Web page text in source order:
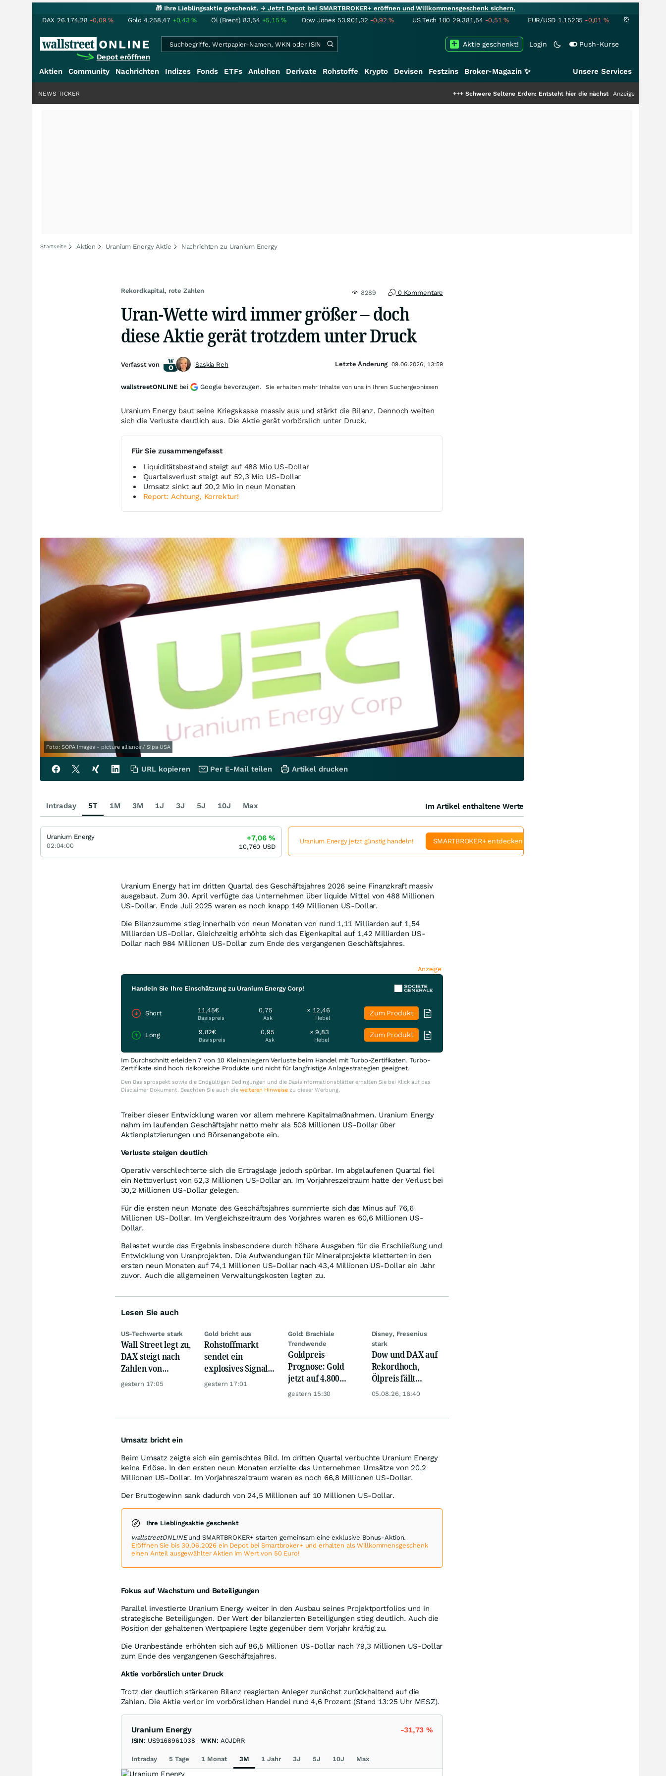
🎁 Ihre Lieblingsaktie geschenkt.→ Jetzt Depot bei SMARTBROKER+ eröffnen und Willkommensgeschenk sichern.
DAX 26.174,28 -0,09% Gold 4.258,47 +0,43% Öl (Brent) 83,54 +5,15% Dow Jones 53.901,32 -0,92% US Tech 100 29.381,54 -0,51% EUR/USD 1,15235 -0,01 %
Depot eröffnen
Login Push-Kurse
Aktie geschenkt!
Aktien Community Nachrichten Indizes Fonds ETFs Anleihen Derivate Rohstoffe Krypto Devisen Festzins Broker-Magazin ✨ Unsere Services
Schwere Seltene Erden: Entsteht hier die nächste Milliardenstory?+++
Anzeige
NEWS TICKER
Startseite Aktien Uranium Energy Aktie Nachrichten zu Uranium Energy
Rekordkapital, rote Zahlen 8289 0 Kommentare
Uran-Wette wird immer größer – doch
diese Aktie gerät trotzdem unter Druck
Uranium Energy baut seine Kriegskasse massiv aus und stärkt die Bilanz. Dennoch weiten
sich die Verluste deutlich aus. Die Aktie gerät vorbörslich unter Druck.
Für Sie zusammengefasst
Liquiditätsbestand steigt auf 488 Mio US-Dollar
Quartalsverlust steigt auf 52,3 Mio US-Dollar
Umsatz sinkt auf 20,2 Mio in neun Monaten
Report: Achtung, Korrektur!
Foto: SOPA Images - picture alliance / Sipa USA
Uranium Energy hat im dritten Quartal des Geschäftsjahres 2026 seine Finanzkraft massiv
ausgebaut. Zum 30. April verfügte das Unternehmen über liquide Mittel von 488 Millionen
US-Dollar. Ende Juli 2025 waren es noch knapp 149 Millionen US-Dollar.
Die Bilanzsumme stieg innerhalb von neun Monaten von rund 1,11 Milliarden auf 1,54
Milliarden US-Dollar. Gleichzeitig erhöhte sich das Eigenkapital auf 1,42 Milliarden US-
Dollar nach 984 Millionen US-Dollar zum Ende des vergangenen Geschäftsjahres.
Anzeige
Handeln Sie Ihre Einschätzung zu Uranium Energy Corp!
Short 11,45€
Basispreis
0,75
Ask
× 12,46
Hebel
Zum Produkt
Long 9,82€
Basispreis
0,95
Ask
× 9,83
Hebel
Zum Produkt
Im Durchschnitt erleiden 7 von 10 Kleinanlegern Verluste beim Handel mit Turbo-Zertifikaten. Turbo-
Zertifikate sind hoch risikoreiche Produkte und nicht für langfristige Anlagestrategien geeignet.
Den Basisprospekt sowie die Endgültigen Bedingungen und die Basisinformationsblätter erhalten Sie bei Klick auf das
Disclaimer Dokument. Beachten Sie auch die weiteren Hinweisezu dieser Werbung.
Treiber dieser Entwicklung waren vor allem mehrere Kapitalmaßnahmen. Uranium Energy
nahm im laufenden Geschäftsjahr netto mehr als 508 Millionen US-Dollar über
Aktienplatzierungen und Börsenangebote ein.
Verluste steigen deutlich
Operativ verschlechterte sich die Ertragslage jedoch spürbar. Im abgelaufenen Quartal fiel
ein Nettoverlust von 52,3 Millionen US-Dollar an. Im Vorjahreszeitraum hatte der Verlust bei
30,2 Millionen US-Dollar gelegen.
Für die ersten neun Monate des Geschäftsjahres summierte sich das Minus auf 76,6
Millionen US-Dollar. Im Vergleichszeitraum des Vorjahres waren es 60,6 Millionen US-
Dollar.
Belastet wurde das Ergebnis insbesondere durch höhere Ausgaben für die Erschließung und
Entwicklung von Uranprojekten. Die Aufwendungen für Mineralprojekte kletterten in den
ersten neun Monaten auf 74,1 Millionen US-Dollar nach 43,4 Millionen US-Dollar ein Jahr
zuvor. Auch die allgemeinen Verwaltungskosten legten zu.
Lesen Sie auch
US-Techwerte stark
Wall Street legt zu,
DAX steigt nach
Zahlen von
Telekom, Henkel
gestern 17:05
Gold bricht aus
Rohstoffmarkt
sendet ein
explosives Signal:
China kauft Gold
gestern 17:01
Gold: Brachiale
Trendwende
Goldpreis-
Prognose: Gold
jetzt auf 4.800
USD? Anleger
gestern 15:30
Disney, Fresenius
stark
Dow und DAX auf
Rekordhoch,
Ölpreis fällt
weiter, Gold legt
05.08.26, 16:40
Umsatz bricht ein
Beim Umsatz zeigte sich ein gemischtes Bild. Im dritten Quartal verbuchte Uranium Energy
keine Erlöse. In den ersten neun Monaten erzielte das Unternehmen Umsätze von 20,2
Millionen US-Dollar. Im Vorjahreszeitraum waren es noch 66,8 Millionen US-Dollar.
Der Bruttogewinn sank dadurch von 24,5 Millionen auf 10 Millionen US-Dollar.
Ihre Lieblingsaktie geschenkt
wallstreetONLINEund SMARTBROKER+ starten gemeinsam eine exklusive Bonus-Aktion.
Eröffnen Sie bis 30.06.2026 ein Depot bei Smartbroker+ und erhalten als Willkommensgeschenk
einen Anteil ausgewählter Aktien im Wert von 50 Euro!
Fokus auf Wachstum und Beteiligungen
Parallel investierte Uranium Energy weiter in den Ausbau seines Projektportfolios und in
strategische Beteiligungen. Der Wert der bilanzierten Beteiligungen stieg deutlich. Auch die
Position der gehaltenen Wertpapiere legte gegenüber dem Vorjahr kräftig zu.
Die Uranbestände erhöhten sich auf 86,5 Millionen US-Dollar nach 79,3 Millionen US-Dollar
zum Ende des vergangenen Geschäftsjahres.
Aktie vorbörslich unter Druck
Trotz der deutlich stärkeren Bilanz reagierten Anleger zunächst zurückhaltend auf die
Zahlen. Die Aktie verlor im vorbörslichen Handel rund 4,6 Prozent (Stand 13:25 Uhr MESZ).
Uranium Energy -31,73 %
ISIN: US9168961038 WKN: A0JDRR
Intraday 5 Tage 1 Monat 3M 1 Jahr 3J 5J 10J Max
Verfasst von Saskia Reh Letzte Änderung 09.06.2026, 13:59
wallstreetONLINE bei Google bevorzugen. Sie erhalten mehr Inhalte von uns in Ihren Suchergebnissen
URL kopieren Per E-Mail teilen Artikel drucken
Intraday 5T 1M 3M 1J 3J 5J 10J Max Im Artikel enthaltene Werte
Uranium Energy
02:04:00
+7,06%
10,760 USD
Uranium Energy jetzt günstig handeln! SMARTBROKER+ entdecken